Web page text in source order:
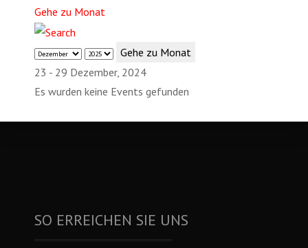
Gehe zu Monat
Gehe zu Monat
23 - 29 Dezember, 2024
Es wurden keine Events gefunden
SO ERREICHEN SIE UNS